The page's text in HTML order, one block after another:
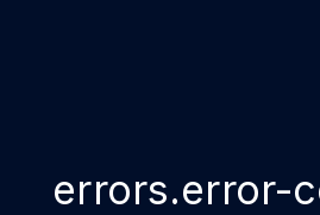
errors.error-